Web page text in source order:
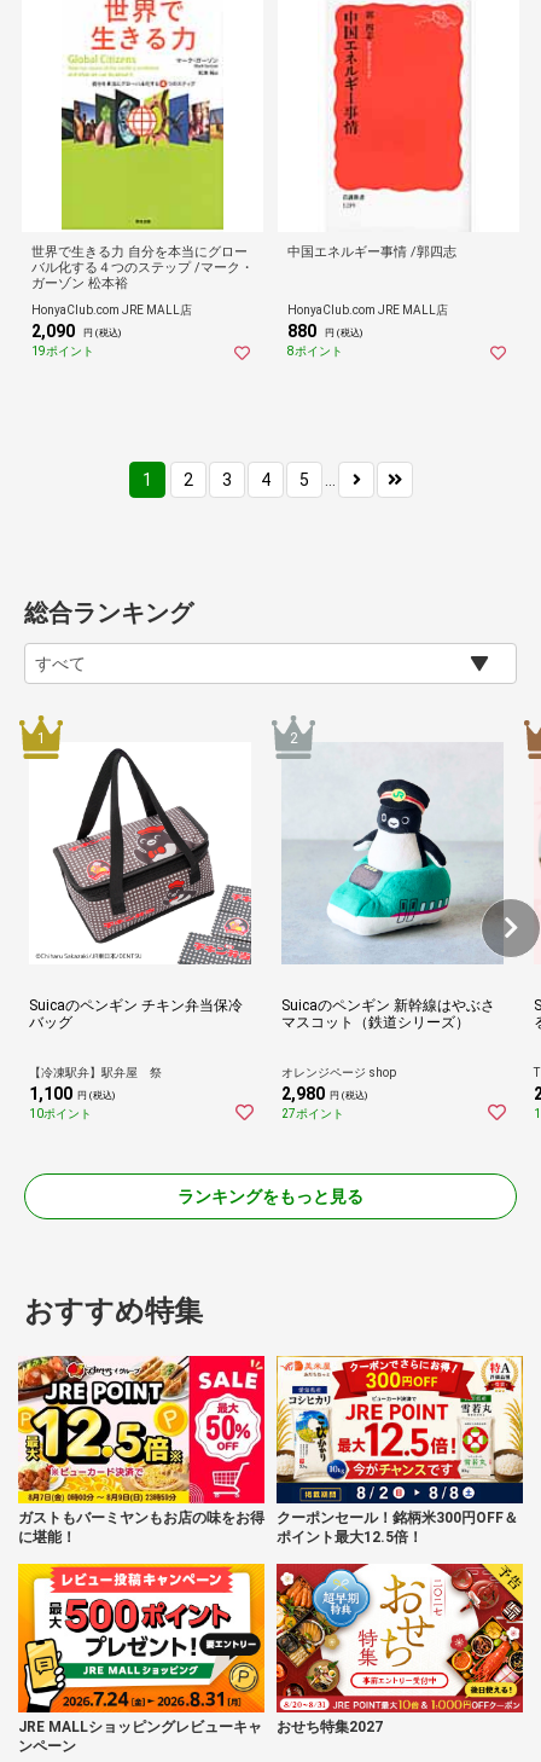
世界で生きる力 自分を本当にグロー
バル化する４つのステップ /マーク・
ガーゾン 松本裕
HonyaClub.com JRE MALL店
2,090 円 (税込)
19ポイント
中国エネルギー事情 /郭四志
HonyaClub.com JRE MALL店
880 円 (税込)
8ポイント
1 2 3 4 5 ...
総合ランキング
Suicaのペンギン チキン弁当保冷
バッグ
【冷凍駅弁】駅弁屋 祭
1,100 円 (税込)
10ポイント
Suicaのペンギン 新幹線はやぶさ
マスコット（鉄道シリーズ）
オレンジページ shop
2,980 円 (税込)
27ポイント
ランキングをもっと見る
おすすめ特集
ガストもバーミヤンもお店の味をお得
に堪能！
クーポンセール！銘柄米300円OFF＆
ポイント最大12.5倍！
JRE MALLショッピングレビューキャ
ンペーン
おせち特集2027